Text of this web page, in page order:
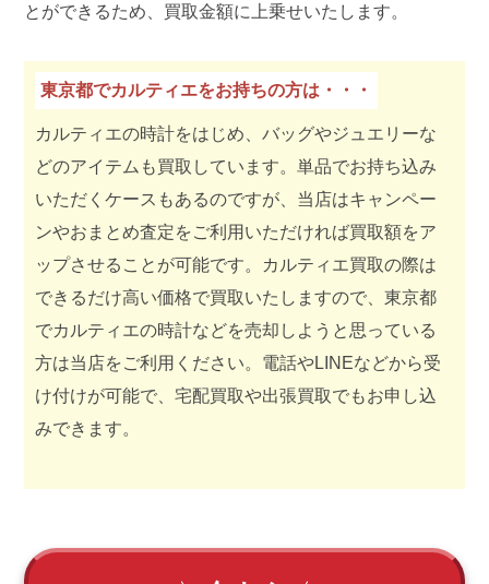
とができるため、買取金額に上乗せいたします。
東京都でカルティエをお持ちの方は・・・
カルティエの時計をはじめ、バッグやジュエリーな
どのアイテムも買取しています。単品でお持ち込み
いただくケースもあるのですが、当店はキャンペー
ンやおまとめ査定をご利用いただければ買取額をア
ップさせることが可能です。カルティエ買取の際は
できるだけ高い価格で買取いたしますので、東京都
でカルティエの時計などを売却しようと思っている
方は当店をご利用ください。電話やLINEなどから受
け付けが可能で、宅配買取や出張買取でもお申し込
みできます。